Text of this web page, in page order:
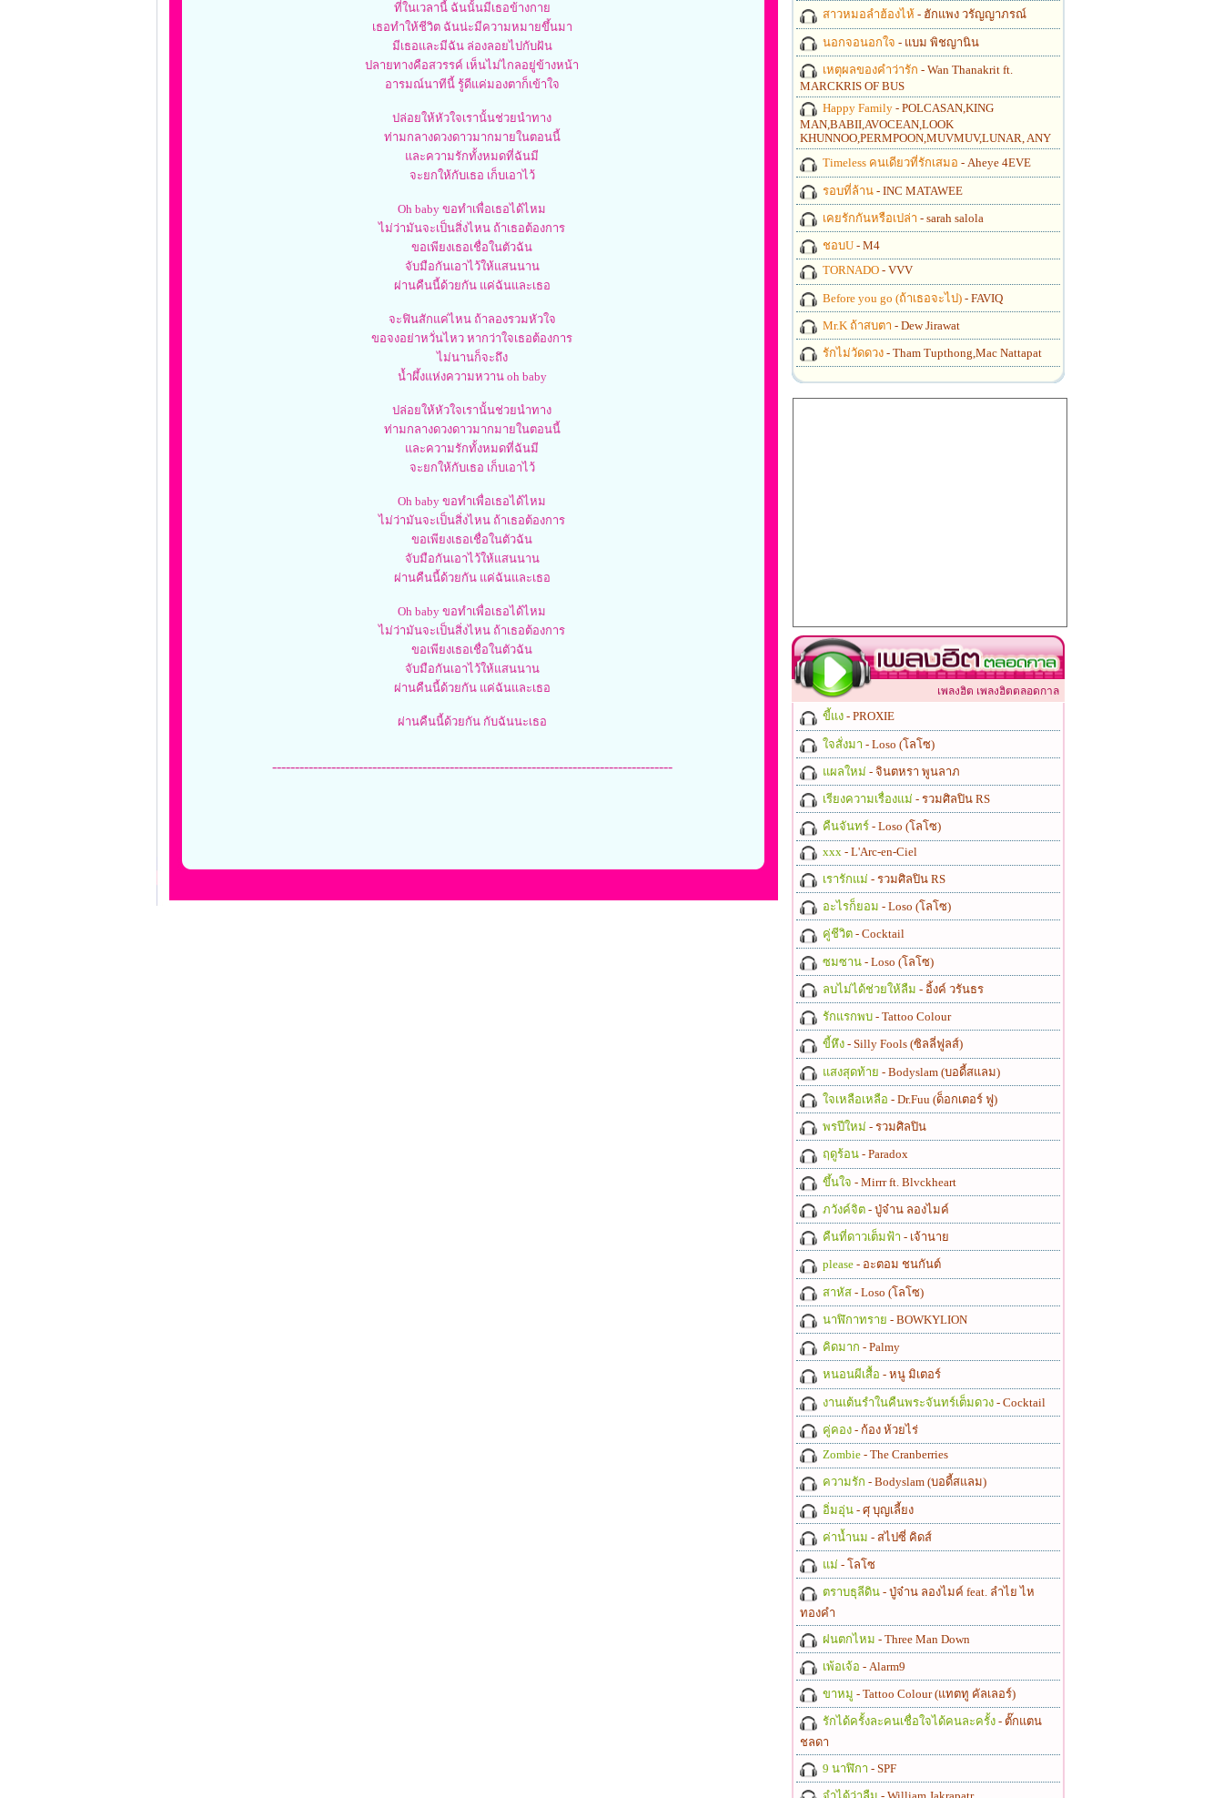
ที่ในเวลานี้ ฉันนั้นมีเธอข้างกาย
เธอทำให้ชีวิต ฉันน่ะมีความหมายขึ้นมา
มีเธอและมีฉัน ล่องลอยไปกับฝัน
ปลายทางคือสวรรค์ เห็นไม่ไกลอยู่ข้างหน้า
อารมณ์นาทีนี้ รู้ดีแค่มองตาก็เข้าใจ
ปล่อยให้หัวใจเรานั้นช่วยนำทาง
ท่ามกลางดวงดาวมากมายในตอนนี้
และความรักทั้งหมดที่ฉันมี
จะยกให้กับเธอ เก็บเอาไว้
Oh baby ขอทำเพื่อเธอได้ไหม
ไม่ว่ามันจะเป็นสิ่งไหน ถ้าเธอต้องการ
ขอเพียงเธอเชื่อในตัวฉัน
จับมือกันเอาไว้ให้แสนนาน
ผ่านคืนนี้ด้วยกัน แค่ฉันและเธอ
จะฟินสักแค่ไหน ถ้าลองรวมหัวใจ
ขอจงอย่าหวั่นไหว หากว่าใจเธอต้องการ
ไม่นานก็จะถึง
น้ำผึ้งแห่งความหวาน oh baby
ปล่อยให้หัวใจเรานั้นช่วยนำทาง
ท่ามกลางดวงดาวมากมายในตอนนี้
และความรักทั้งหมดที่ฉันมี
จะยกให้กับเธอ เก็บเอาไว้
Oh baby ขอทำเพื่อเธอได้ไหม
ไม่ว่ามันจะเป็นสิ่งไหน ถ้าเธอต้องการ
ขอเพียงเธอเชื่อในตัวฉัน
จับมือกันเอาไว้ให้แสนนาน
ผ่านคืนนี้ด้วยกัน แค่ฉันและเธอ
Oh baby ขอทำเพื่อเธอได้ไหม
ไม่ว่ามันจะเป็นสิ่งไหน ถ้าเธอต้องการ
ขอเพียงเธอเชื่อในตัวฉัน
จับมือกันเอาไว้ให้แสนนาน
ผ่านคืนนี้ด้วยกัน แค่ฉันและเธอ
ผ่านคืนนี้ด้วยกัน กับฉันนะเธอ
----------------------------------------------------------------------------------------
สาวหมอลำฮ้องไห้ - ฮักแพง วรัญญาภรณ์
นอกจอนอกใจ - แบม พิชญานิน
เหตุผลของคำว่ารัก - Wan Thanakrit ft.
MARCKRIS OF BUS
Happy Family - POLCASAN,KING
MAN,BABII,AVOCEAN,LOOK
KHUNNOO,PERMPOON,MUVMUV,LUNAR, ANY
Timeless คนเดียวที่รักเสมอ - Aheye 4EVE
รอบที่ล้าน - INC MATAWEE
เคยรักกันหรือเปล่า - sarah salola
ชอบU - M4
TORNADO - VVV
Before you go (ถ้าเธอจะไป) - FAVIQ
Mr.K ถ้าสบตา - Dew Jirawat
รักไม่วัดดวง - Tham Tupthong,Mac Nattapat
เพลงฮิต เพลงฮิตตลอดกาล
ขี้แง - PROXIE
ใจสั่งมา - Loso (โลโซ)
แผลใหม่ - จินตหรา พูนลาภ
เรียงความเรื่องแม่ - รวมศิลปิน RS
คืนจันทร์ - Loso (โลโซ)
xxx - L'Arc-en-Ciel
เรารักแม่ - รวมศิลปิน RS
อะไรก็ยอม - Loso (โลโซ)
คู่ชีวิต - Cocktail
ซมซาน - Loso (โลโซ)
ลบไม่ได้ช่วยให้ลืม - อิ้งค์ วรันธร
รักแรกพบ - Tattoo Colour
ขี้หึง - Silly Fools (ซิลลี่ฟูลส์)
แสงสุดท้าย - Bodyslam (บอดี้สแลม)
ใจเหลือเหลือ - Dr.Fuu (ด็อกเตอร์ ฟู)
พรปีใหม่ - รวมศิลปิน
ฤดูร้อน - Paradox
ขึ้นใจ - Mirrr ft. Blvckheart
ภวังค์จิต - ปู่จ๋าน ลองไมค์
คืนที่ดาวเต็มฟ้า - เจ้านาย
please - อะตอม ชนกันต์
สาหัส - Loso (โลโซ)
นาฬิกาทราย - BOWKYLION
คิดมาก - Palmy
หนอนผีเสื้อ - หนู มิเตอร์
งานเต้นรำในคืนพระจันทร์เต็มดวง - Cocktail
คู่คอง - ก้อง ห้วยไร่
Zombie - The Cranberries
ความรัก - Bodyslam (บอดี้สแลม)
อิ่มอุ่น - ศุ บุญเลี้ยง
ค่าน้ำนม - สไปซี่ คิดส์
แม่ - โลโซ
ตราบธุลีดิน - ปู่จ๋าน ลองไมค์ feat. ลำไย ไห
ทองคำ
ฝนตกไหม - Three Man Down
เพ้อเจ้อ - Alarm9
ขาหมู - Tattoo Colour (แทตทู คัลเลอร์)
รักได้ครั้งละคนเชื่อใจได้คนละครั้ง - ตั๊กแตน
ชลดา
9 นาฬิกา - SPF